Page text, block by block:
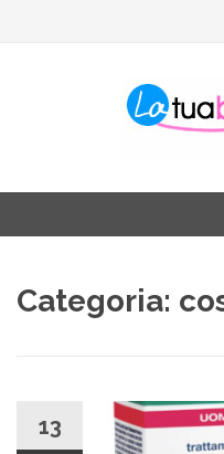
contenuto
Categoria:
13